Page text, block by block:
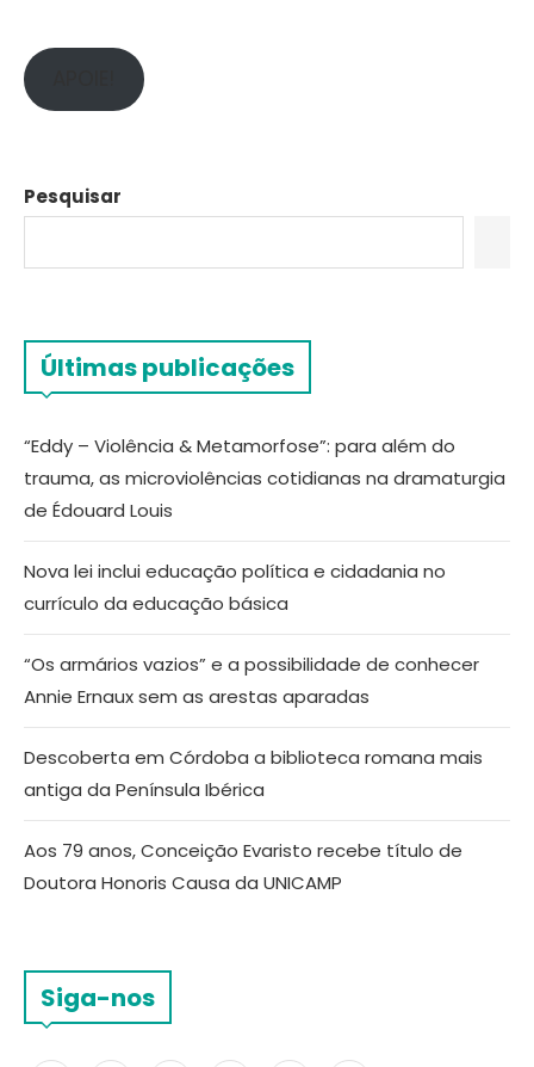
Pesquisar
Últimas publicações
“Eddy – Violência & Metamorfose”: para além do
trauma, as microviolências cotidianas na dramaturgia
de Édouard Louis
Nova lei inclui educação política e cidadania no
currículo da educação básica
“Os armários vazios” e a possibilidade de conhecer
Annie Ernaux sem as arestas aparadas
Descoberta em Córdoba a biblioteca romana mais
antiga da Península Ibérica
Aos 79 anos, Conceição Evaristo recebe título de
Doutora Honoris Causa da UNICAMP
Siga-nos